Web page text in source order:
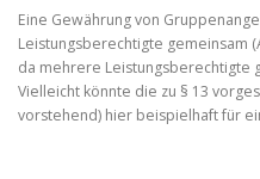
Eine Gewährung von
Leistungsberechtigte gemeinsam
da mehrere Leistungsberechtigte
Vielleicht könnte die zu § 13
vorstehend) hier beispielhaft für